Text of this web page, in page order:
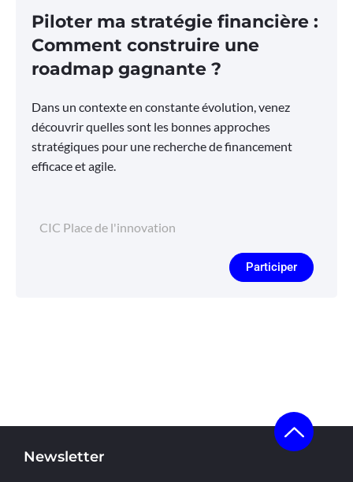
Piloter ma stratégie financière :
Comment construire une
roadmap gagnante ?
Dans un contexte en constante évolution, venez
découvrir quelles sont les bonnes approches
stratégiques pour une recherche de financement
efficace et agile.
CIC Place de l'innovation
Participer
Newsletter